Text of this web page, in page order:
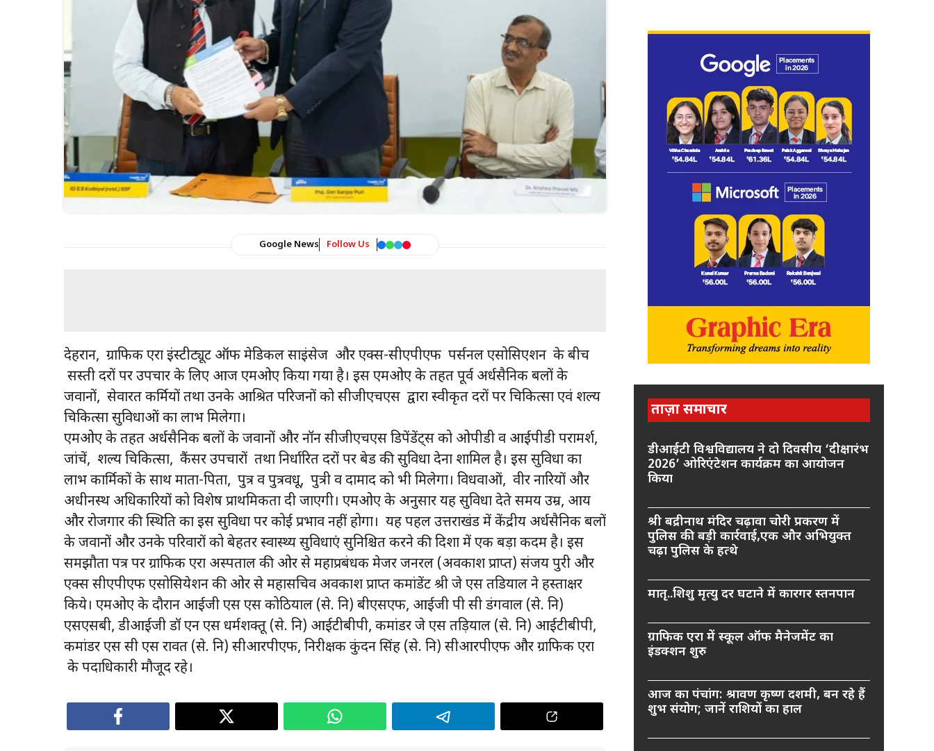
Google News Follow Us
देहरादून, ग्राफिक एरा इंस्टीट्यूट ऑफ मेडिकल साइंसेज और एक्स-सीएपीएफ पर्सनल एसोसिएशन के बीच
सस्ती दरों पर उपचार के लिए आज एमओए किया गया है। इस एमओए के तहत पूर्व अर्धसैनिक बलों के
जवानों, सेवारत कर्मियों तथा उनके आश्रित परिजनों को सीजीएचएस द्वारा स्वीकृत दरों पर चिकित्सा एवं शल्य
चिकित्सा सुविधाओं का लाभ मिलेगा।
एमओए के तहत अर्धसैनिक बलों के जवानों और नॉन सीजीएचएस डिपेंडेंट्स को ओपीडी व आईपीडी परामर्श,
जांचें, शल्य चिकित्सा, कैंसर उपचारों तथा निर्धारित दरों पर बेड की सुविधा देना शामिल है। इस सुविधा का
लाभ कार्मिकों के साथ माता-पिता, पुत्र व पुत्रवधू, पुत्री व दामाद को भी मिलेगा। विधवाओं, वीर नारियों और
अधीनस्थ अधिकारियों को विशेष प्राथमिकता दी जाएगी। एमओए के अनुसार यह सुविधा देते समय उम्र, आय
और रोजगार की स्थिति का इस सुविधा पर कोई प्रभाव नहीं होगा। यह पहल उत्तराखंड में केंद्रीय अर्धसैनिक बलों
के जवानों और उनके परिवारों को बेहतर स्वास्थ्य सुविधाएं सुनिश्चित करने की दिशा में एक बड़ा कदम है। इस
समझौता पत्र पर ग्राफिक एरा अस्पताल की ओर से महाप्रबंधक मेजर जनरल (अवकाश प्राप्त) संजय पुरी और
एक्स सीएपीएफ एसोसियेशन की ओर से महासचिव अवकाश प्राप्त कमांडेंट श्री जे एस तडियाल ने हस्ताक्षर
किये। एमओए के दौरान आईजी एस एस कोठियाल (से. नि) बीएसएफ, आईजी पी सी डंगवाल (से. नि)
एसएसबी, डीआईजी डॉ एन एस धर्मशक्तू (से. नि) आईटीबीपी, कमांडर जे एस तड़ियाल (से. नि) आईटीबीपी,
कमांडर एस सी एस रावत (से. नि) सीआरपीएफ, निरीक्षक कुंदन सिंह (से. नि) सीआरपीएफ और ग्राफिक एरा
के पदाधिकारी मौजूद रहे।
ताज़ा समाचार
डीआईटी विश्वविद्यालय ने दो दिवसीय ‘दीक्षारंभ
2026’ ओरिएंटेशन कार्यक्रम का आयोजन
किया
श्री बद्रीनाथ मंदिर चढ़ावा चोरी प्रकरण में
पुलिस की बड़ी कार्रवाई,एक और अभियुक्त
चढ़ा पुलिस के हत्थे
मातृ..शिशु मृत्यु दर घटाने में कारगर स्तनपान
ग्राफिक एरा में स्कूल ऑफ मैनेजमेंट का
इंडक्शन शुरु
आज का पंचांग: श्रावण कृष्ण दशमी, बन रहे हैं
शुभ संयोग; जानें राशियों का हाल